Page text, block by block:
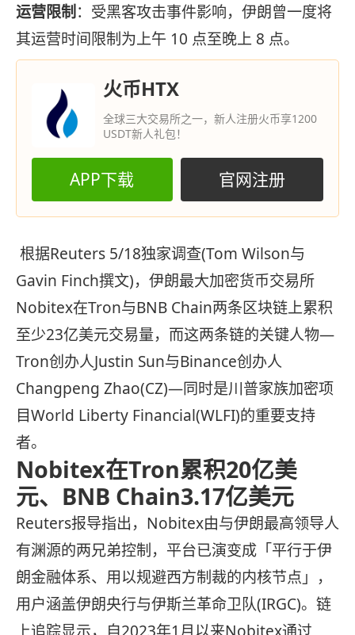
运营限制：受黑客攻击事件影响，伊朗曾一度将
其运营时间限制为上午 10 点至晚上 8 点。
火币HTX
全球三大交易所之一，新人注册火币享1200
USDT新人礼包！
APP下载 官网注册
根据Reuters 5/18独家调查(Tom Wilson与
Gavin Finch撰文)，伊朗最大加密货币交易所
Nobitex在Tron与BNB Chain两条区块链上累积
至少23亿美元交易量，而这两条链的关键人物—
Tron创办人Justin Sun与Binance创办人
Changpeng Zhao(CZ)—同时是川普家族加密项
目World Liberty Financial(WLFI)的重要支持
者。
Nobitex在Tron累积20亿美
元、BNB Chain3.17亿美元
Reuters报导指出，Nobitex由与伊朗最高领导人
有渊源的两兄弟控制，平台已演变成「平行于伊
朗金融体系、用以规避西方制裁的内核节点」，
用户涵盖伊朗央行与伊斯兰革命卫队(IRGC)。链
上追踪显示，自2023年1月以来Nobitex通过